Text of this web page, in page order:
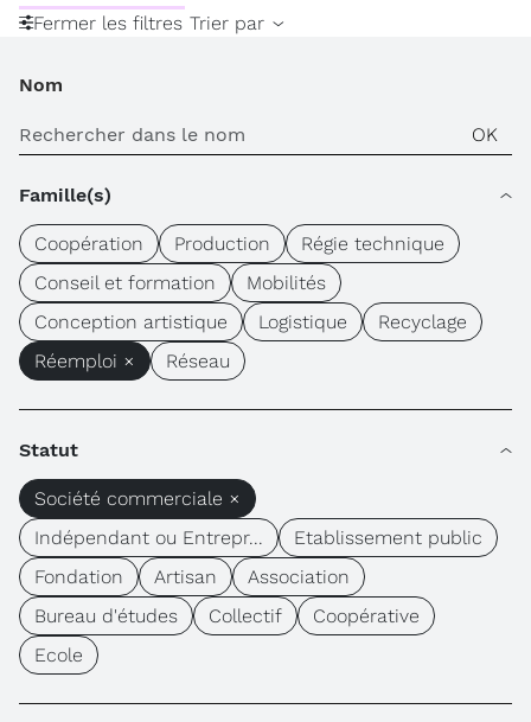
Fermer les filtres Trier par
Nom
Famille(s)
Coopération Production
Régie technique
Conseil et formation
Mobilités
Conception artistique
Logistique
Recyclage
Réemploi ×
Réseau
Statut
Société commerciale ×
Indépendant ou Entrepr...
Etablissement public
Fondation
Artisan
Association
Bureau d'études
Collectif
Coopérative
Ecole